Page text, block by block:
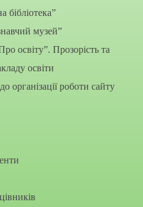
бібліотека”
музей”
освіту”. Прозорість та
освіти
організації роботи сайту